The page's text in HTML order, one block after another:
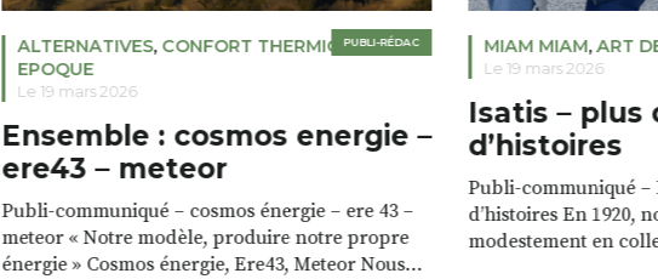
PUBLI-RÉDAC
ALTERNATIVES, CONFORT THERMIQUE,
EPOQUE
Le 19 mars 2026
Ensemble : cosmos energie –
ere43 – meteor
Publi-communiqué – cosmos énergie – ere 43 –
meteor « Notre modèle, produire notre propre
énergie » Cosmos énergie, Ere43, Meteor Nous
MIAM MIAM,ART
Le 19 mars 2026
Isatis – plus
d’histoires
Publi-communiqué –
d’histoires En 1920,
modestement en